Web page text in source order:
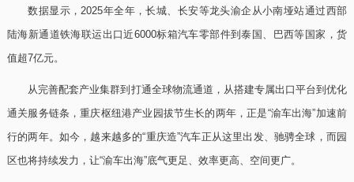
数据显示，2025年全年，长城、长安等龙头渝企从小南垭站通过西部
陆海新通道铁海联运出口近6000标箱汽车零部件到泰国、巴西等国家，货
值超7亿元。
从完善配套产业集群到打通全球物流通道，从搭建专属出口平台到优化
通关服务链条，重庆枢纽港产业园拔节生长的两年，正是“渝车出海”加速前
行的两年。如今，越来越多的“重庆造”汽车正从这里出发、驰骋全球，而园
区也将持续发力，让“渝车出海”底气更足、效率更高、空间更广。